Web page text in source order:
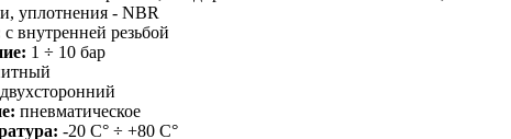
уплотнения - NBR
с внутренней резьбой
1 ÷ 10 бар
двухсторонний
пневматическое
-20 С° ÷ +80 С°